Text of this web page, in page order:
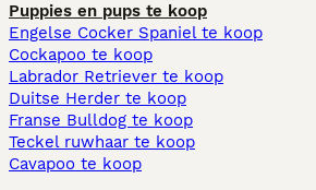
Puppies en pups te koop
Engelse Cocker Spaniel te koop
Cockapoo te koop
Labrador Retriever te koop
Duitse Herder te koop
Franse Bulldog te koop
Teckel ruwhaar te koop
Cavapoo te koop